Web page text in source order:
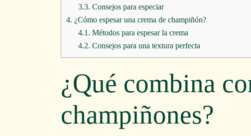
3.3. Consejos para especiar
4. ¿Cómo espesar una crema de champiñón?
4.1. Métodos para espesar la crema
4.2. Consejos para una textura perfecta
¿Qué combina
champiñones?